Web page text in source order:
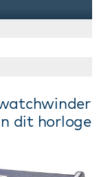
dit horloge